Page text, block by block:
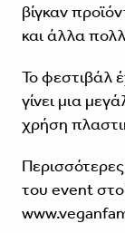
βίγκαν
και άλλα
Το φεστιβάλ
γίνει μια
χρήση
του event στο